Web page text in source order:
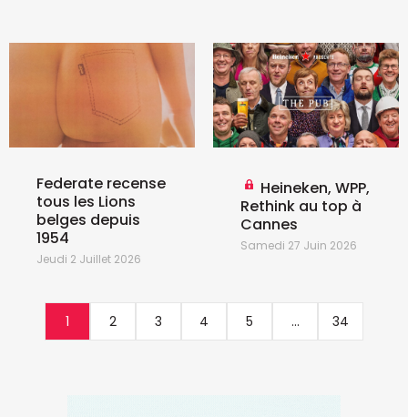
Federate recense
tous les Lions
belges depuis
1954
Jeudi 2 Juillet 2026
Heineken, WPP,
Rethink au top à
Cannes
Samedi 27 Juin 2026
1 2 3 4 5 ... 34